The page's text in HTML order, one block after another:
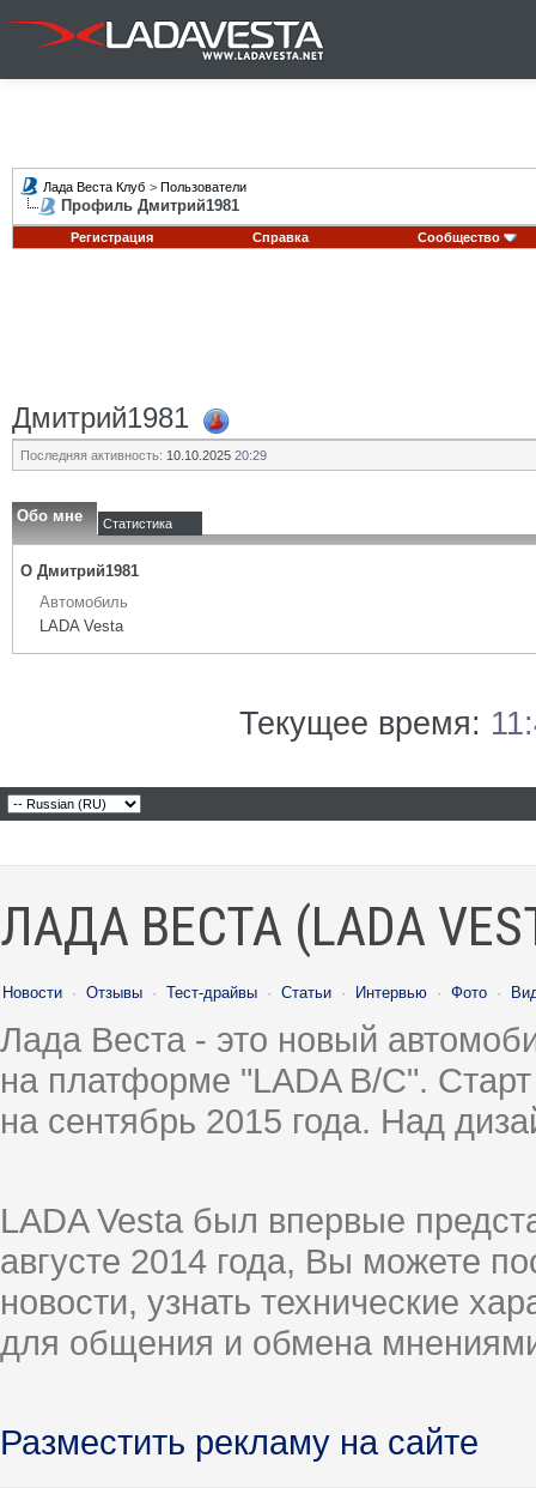
Лада Веста Клуб > Пользователи
Профиль Дмитрий1981
Регистрация Справка Сообщество
Дмитрий1981
Последняя активность: 10.10.2025 20:29
Обо мне Статистика
О Дмитрий1981
Автомобиль
LADA Vesta
Текущее время:
ЛАДА ВЕСТА (LADA
Новости · Отзывы · Тест-драйвы · Статьи · Интервью · Фото ·
Лада Веста - это новый
на платформе "LADA B/C".
на сентябрь 2015 года. Над
LADA Vesta был впервые
августе 2014 года, Вы можете
новости, узнать технические
для общения и обмена
Разместить рекламу на сайте